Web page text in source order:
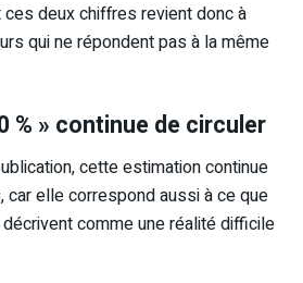
deux chiffres revient donc à
qui ne répondent pas à la même
% » continue de circuler
cette estimation continue
car elle correspond aussi à ce que
comme une réalité difficile